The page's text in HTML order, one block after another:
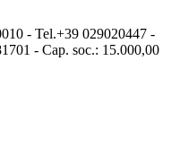
- Tel.+39 029020447 -
- Cap. soc.: 15.000,00